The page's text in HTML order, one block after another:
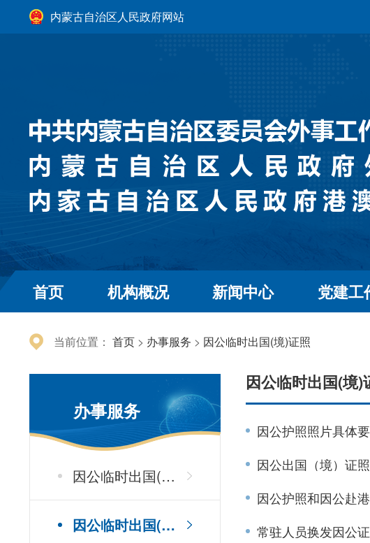
内蒙古自治区人民政府网站
首页 机构概况 新闻中心 党建工
当前位置： 首页 > 办事服务 > 因公临时出国(境)证照
办事服务
因公临时出国(境)审核
因公临时出国(境)证照
因公临时出国(境)
因公护照照片具体
因公出国（境）证
因公护照和因公赴
常驻人员换发因公